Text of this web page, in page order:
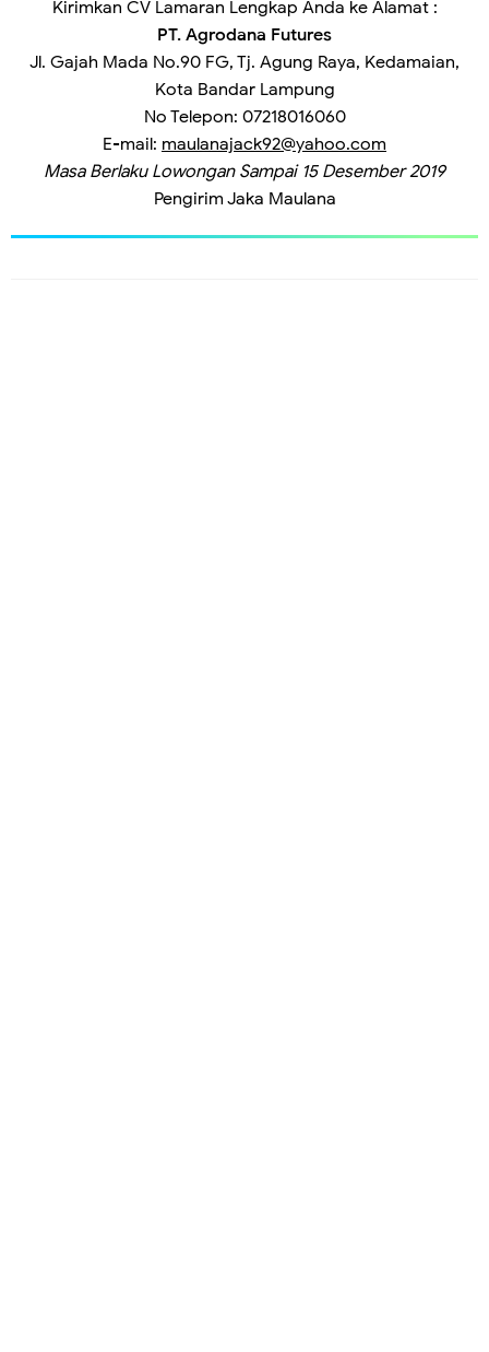
Kirimkan CV Lamaran Lengkap Anda ke Alamat :
PT. Agrodana Futures
Jl. Gajah Mada No.90 FG, Tj. Agung Raya, Kedamaian,
Kota Bandar Lampung
No Telepon: 07218016060
E-mail: maulanajack92@yahoo.com
Masa Berlaku Lowongan Sampai 15 Desember 2019
Pengirim Jaka Maulana